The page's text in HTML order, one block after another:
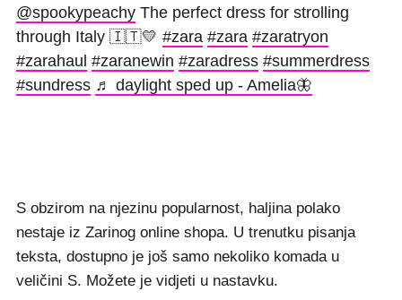
@spookypeachy The perfect dress for strolling
through Italy 🇮🇹💛 #zara #zara #zaratryon
#zarahaul #zaranewin #zaradress #summerdress
#sundress ♬ daylight sped up - Amelia🦋
S obzirom na njezinu popularnost, haljina polako
nestaje iz Zarinog online shopa. U trenutku pisanja
teksta, dostupno je još samo nekoliko komada u
veličini S. Možete je vidjeti u nastavku.